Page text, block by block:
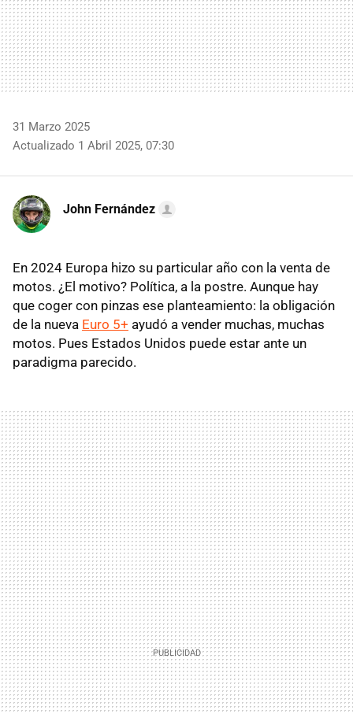
31 Marzo 2025
Actualizado 1 Abril 2025, 07:30
John Fernández
En 2024 Europa hizo su particular año con la venta de
motos. ¿El motivo? Política, a la postre. Aunque hay
que coger con pinzas ese planteamiento: la obligación
de la nueva Euro 5+ ayudó a vender muchas, muchas
motos. Pues Estados Unidos puede estar ante un
paradigma parecido.